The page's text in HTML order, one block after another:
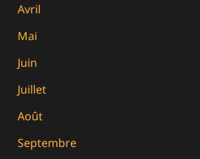
Avril
Mai
Juin
Juillet
Août
Septembre